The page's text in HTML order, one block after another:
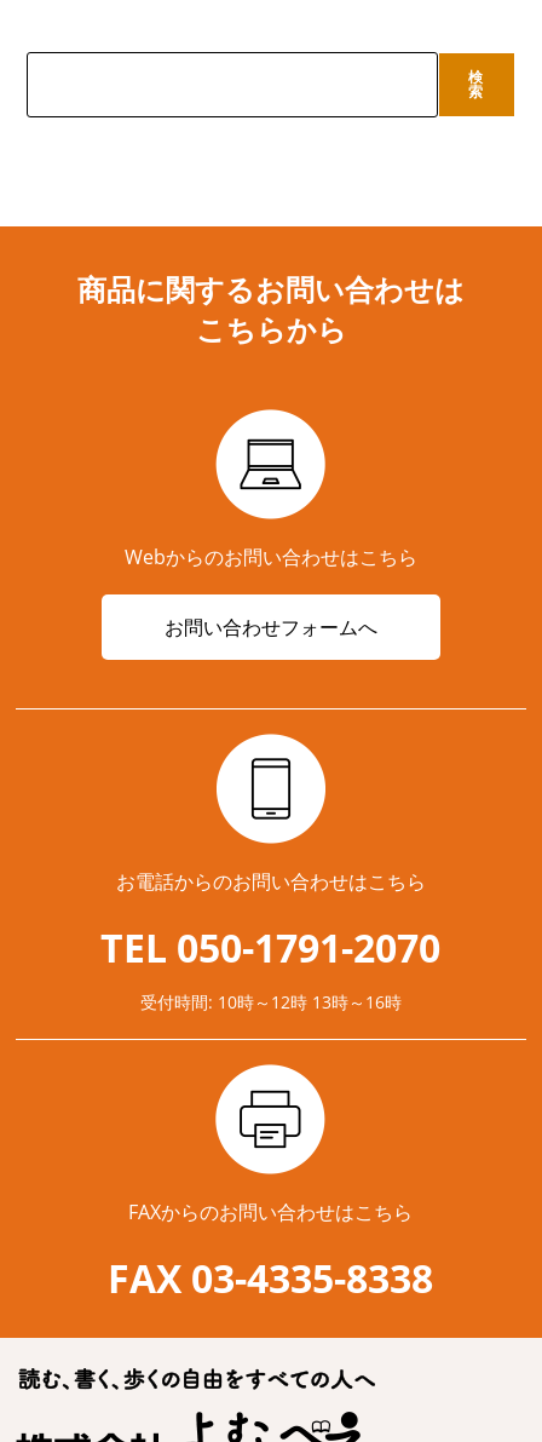
検
検
索
商品に関するお問い合わせは
こちらから
Webからのお問い合わせはこちら
お問い合わせフォームへ
お電話からのお問い合わせはこちら
TEL 050-1791-2070
受付時間: 10時～12時 13時～16時
FAXからのお問い合わせはこちら
FAX 03-4335-8338